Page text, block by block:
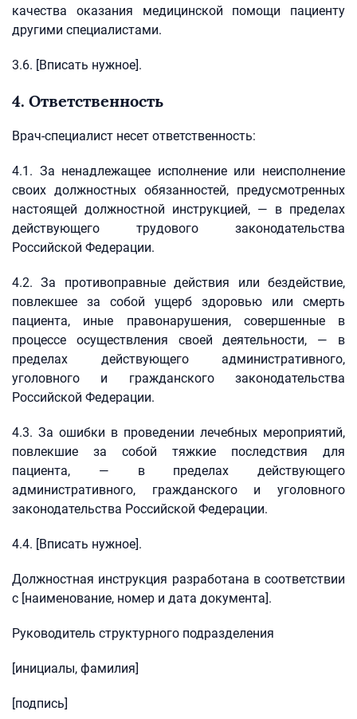
качества оказания медицинской помощи пациенту
другими специалистами.
3.6. [Вписать нужное].
4. Ответственность
Врач-специалист несет ответственность:
4.1. За ненадлежащее исполнение или неисполнение
своих должностных обязанностей, предусмотренных
настоящей должностной инструкцией, — в пределах
действующего трудового законодательства
Российской Федерации.
4.2. За противоправные действия или бездействие,
повлекшее за собой ущерб здоровью или смерть
пациента, иные правонарушения, совершенные в
процессе осуществления своей деятельности, — в
пределах действующего административного,
уголовного и гражданского законодательства
Российской Федерации.
4.3. За ошибки в проведении лечебных мероприятий,
повлекшие за собой тяжкие последствия для
пациента, — в пределах действующего
административного, гражданского и уголовного
законодательства Российской Федерации.
4.4. [Вписать нужное].
Должностная инструкция разработана в соответствии
с [наименование, номер и дата документа].
Руководитель структурного подразделения
[инициалы, фамилия]
[подпись]